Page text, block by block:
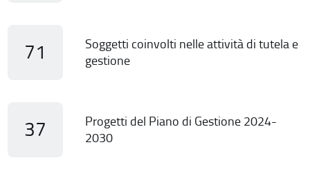
71
Soggetti coinvolti nelle attività di tutela e
gestione
37
Progetti del Piano di Gestione 2024-
2030